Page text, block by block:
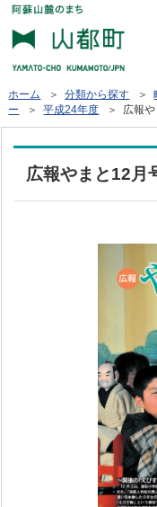
ホーム ＞分類から探す ＞
ー
＞平成24年度 ＞ 広報や
広報やまと12月